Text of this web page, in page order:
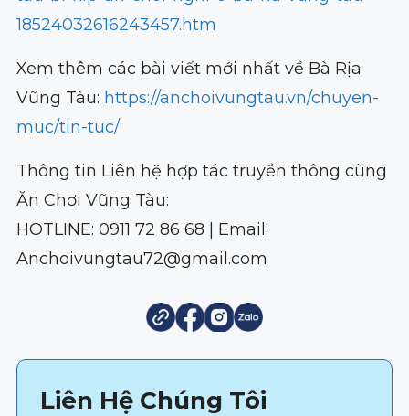
18524032616243457.htm
Xem thêm các bài viết mới nhất về Bà Rịa
Vũng Tàu: https://anchoivungtau.vn/chuyen-
muc/tin-tuc/
Thông tin Liên hệ hợp tác truyền thông cùng
Ăn Chơi Vũng Tàu:
HOTLINE: 0911 72 86 68 | Email:
Anchoivungtau72@gmail.com
Liên Hệ Chúng Tôi